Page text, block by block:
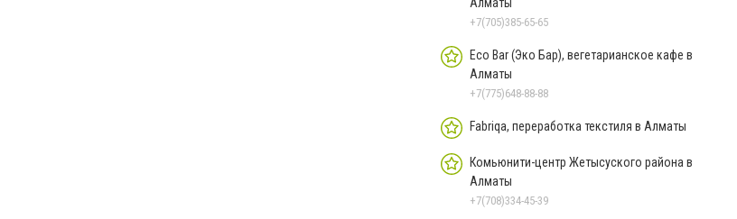
+7(705)385-65-65
Eco Bar (Эко Бар), вегетарианское кафе в
Алматы
+7(775)648-88-88
Fabriqa, переработка текстиля в Алматы
Комьюнити-центр Жетысуского района в
Алматы
+7(708)334-45-39